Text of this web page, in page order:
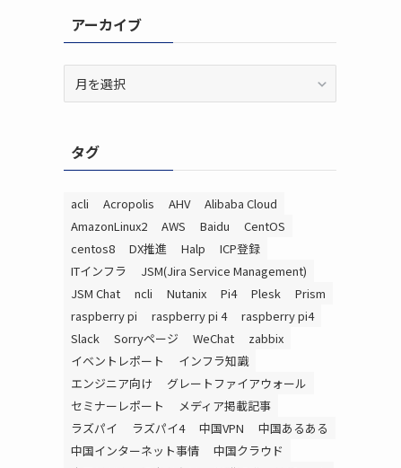
アーカイブ
ブタグ
acli Acropolis AHV
Alibaba Cloud
AmazonLinux2
AWS Baidu
CentOS
centos8
DX推進 Halp
ICP登録
ITインフラ
JSM(Jira Service Management)
JSM Chat
ncli Nutanix Pi4 Plesk
Prism
raspberry pi
raspberry pi 4
raspberry pi4
Slack
Sorryページ WeChat
zabbix
イベントレポート
インフラ知識
エンジニア向け
グレートファイアウォール
セミナーレポート
メディア掲載記事
ラズパイ
ラズパイ4 中国VPN
中国あるある
中国インターネット事情
中国クラウド